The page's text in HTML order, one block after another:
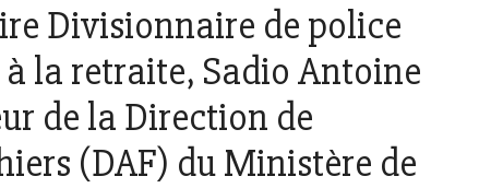
Divisionnaire de police
la retraite, Sadio Antoine
de la Direction de
(DAF) du Ministère de